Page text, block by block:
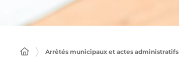
Arrêtés municipaux et actes administratifs